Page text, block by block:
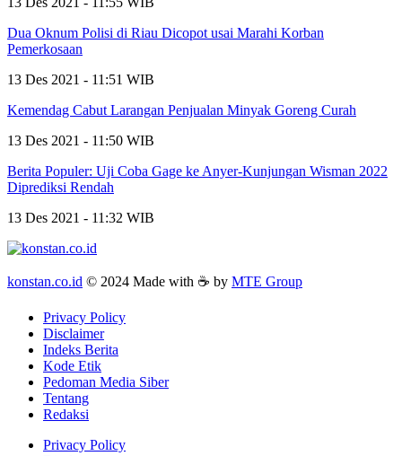
Dua Oknum Polisi di Riau Dicopot usai Marahi Korban
Pemerkosaan
13 Des 2021 - 11:51 WIB
Kemendag Cabut Larangan Penjualan Minyak Goreng Curah
13 Des 2021 - 11:50 WIB
Berita Populer: Uji Coba Gage ke Anyer-Kunjungan Wisman 2022
Diprediksi Rendah
13 Des 2021 - 11:32 WIB
konstan.co.id © 2024 Made with ☕ by MTE Group
Privacy Policy
Disclaimer
Indeks Berita
Kode Etik
Pedoman Media Siber
Tentang
Redaksi
Privacy Policy